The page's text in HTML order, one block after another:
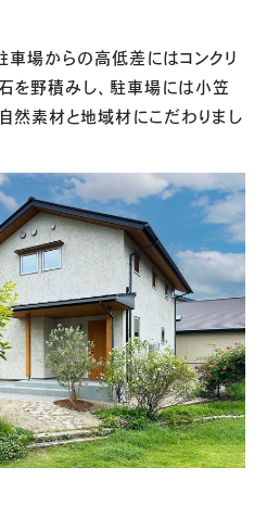
場からの高低差にはコンクリ
を野積みし、駐車場には小笠
然素材と地域材にこだわりまし